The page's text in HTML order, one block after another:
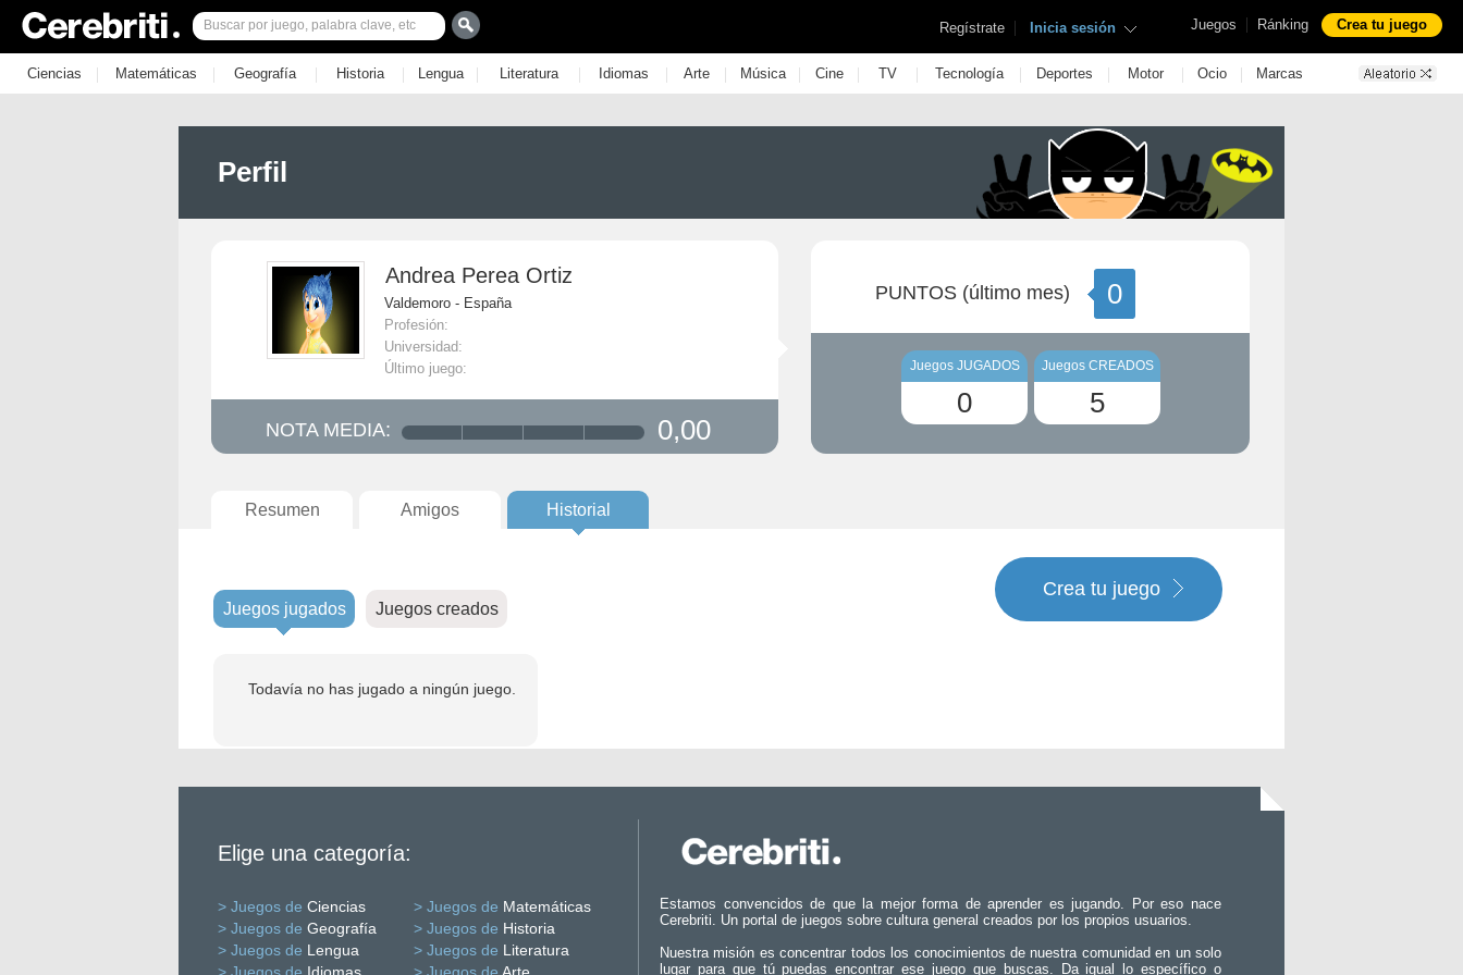
Juegos | Ránking Crea tu juego
Regístrate | Inicia sesión
Ciencias | Matemáticas | Geografía | Historia | Lengua | Literatura | Idiomas | Arte | Música | Cine | TV | Tecnología | Deportes | Motor | Ocio | Marcas
Perfil
Andrea Perea Ortiz
Valdemoro - España
Profesión:
Universidad:
Último juego:
NOTA MEDIA: 0,00
PUNTOS (último mes) 0
Juegos JUGADOS
0
Juegos CREADOS
5
Resumen Amigos Historial
Juegos jugados Juegos creados
Crea tu juego
Todavía no has jugado a ningún juego.
Elige una categoría:
> Juegos de Ciencias > Juegos de Matemáticas
> Juegos de Geografía > Juegos de Historia
> Juegos de Lengua > Juegos de Literatura
Estamos convencidos de que la mejor forma de aprender es jugando. Por eso nace
Cerebriti. Un portal de juegos sobre cultura general creados por los propios usuarios.
Nuestra misión es concentrar todos los conocimientos de nuestra comunidad en un solo
lugar para que tú puedas encontrar ese juego que buscas. Da igual lo específico o